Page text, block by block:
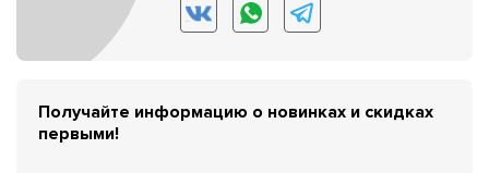
Получайте информацию о новинках и скидках
первыми!